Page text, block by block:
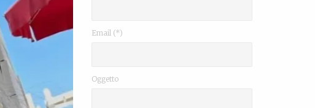
Email (*)
Oggetto